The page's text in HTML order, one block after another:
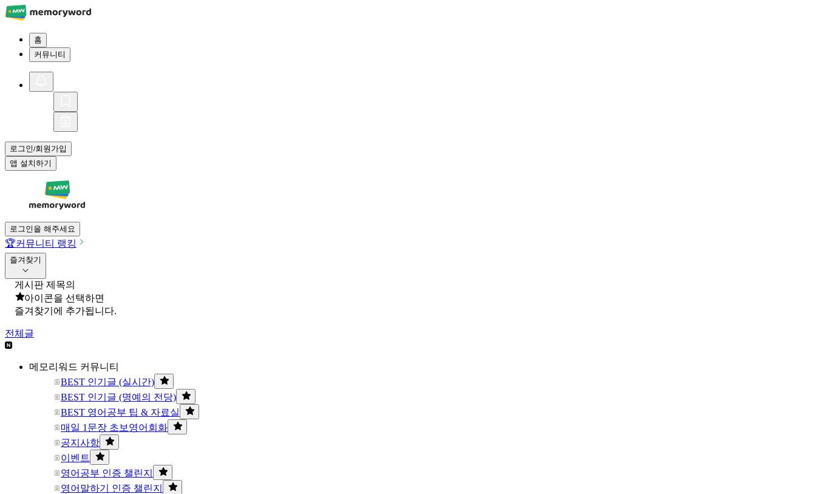
홈
커뮤니티
로그인/회원가입
앱 설치하기
로그인을 해주세요
🏆커뮤니티 랭킹
즐겨찾기
게시판 제목의
아이콘을 선택하면
즐겨찾기에 추가됩니다.
전체글
메모리워드 커뮤니티
BEST 인기글 (실시간)
BEST 인기글 (명예의 전당)
BEST 영어공부 팁 & 자료실
매일 1문장 초보영어회화
공지사항
이벤트
영어공부 인증 챌린지
영어말하기 인증 챌린지